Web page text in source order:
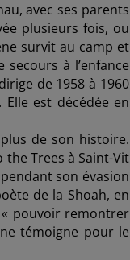
avec ses parents
plusieurs fois, ou
survit au camp et
à l’enfance
de 1958 à 1960
est décédée en
de son histoire.
Trees à Saint-Vit
son évasion
de la Shoah, en
« pouvoir remontrer
témoigne pour le